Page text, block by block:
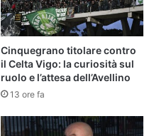
Cinquegrano titolare contro
il Celta Vigo: la curiosità sul
ruolo e l’attesa dell’Avellino
13 ore fa